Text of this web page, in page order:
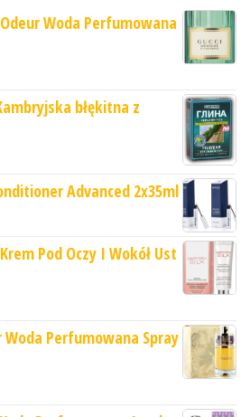
Woda Perfumowana
błękitna z
Advanced 2x35ml
Pod Oczy I Wokół Ust
Woda Perfumowana Spray